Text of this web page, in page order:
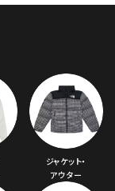
ジャケット・
アウター